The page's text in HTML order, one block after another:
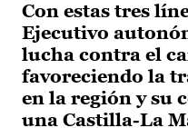
Con estas tres
Ejecutivo
lucha contra el
favoreciendo la
en la región y su
una Castilla-La